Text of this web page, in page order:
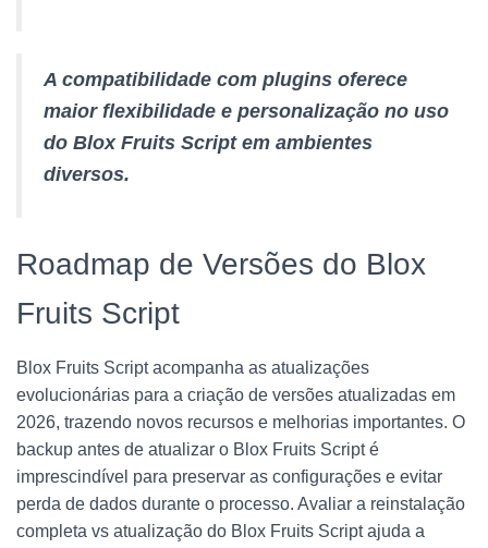
A compatibilidade com plugins oferece
maior flexibilidade e personalização no uso
do Blox Fruits Script em ambientes
diversos.
Roadmap de Versões do Blox
Fruits Script
Blox Fruits Script acompanha as atualizações
evolucionárias para a criação de versões atualizadas em
2026, trazendo novos recursos e melhorias importantes. O
backup antes de atualizar o Blox Fruits Script é
imprescindível para preservar as configurações e evitar
perda de dados durante o processo. Avaliar a reinstalação
completa vs atualização do Blox Fruits Script ajuda a